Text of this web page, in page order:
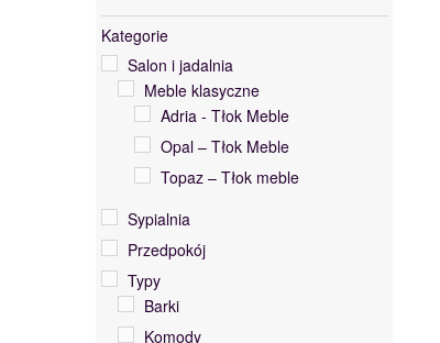
Kategorie
Salon i jadalnia
Meble klasyczne
Adria - Tłok Meble
Opal – Tłok Meble
Topaz – Tłok meble
Sypialnia
Przedpokój
Typy
Barki
Komody